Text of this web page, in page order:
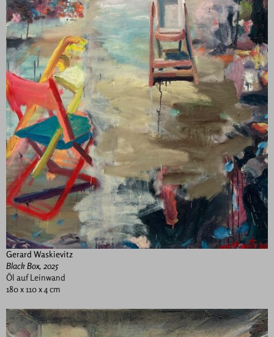
Gerard Waskievitz
Black Box, 2025
Öl auf Leinwand
180 x 110 x 4 cm